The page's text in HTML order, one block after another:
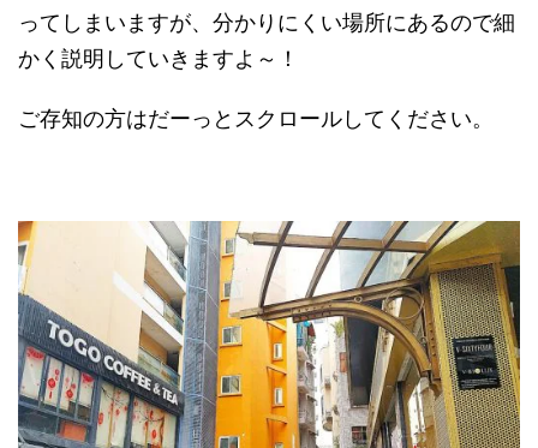
ってしまいますが、分かりにくい場所にあるので細
かく説明していきますよ～！
ご存知の方はだーっとスクロールしてください。